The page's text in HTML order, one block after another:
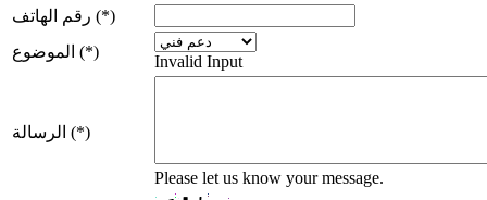
رقم الهاتف (*)
الموضوع (*)
Invalid Input
الرسالة (*)
Please let us know your message.